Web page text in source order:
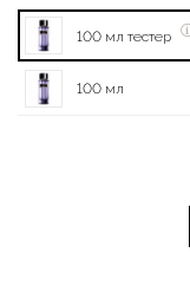
100 мл тестер
100 мл